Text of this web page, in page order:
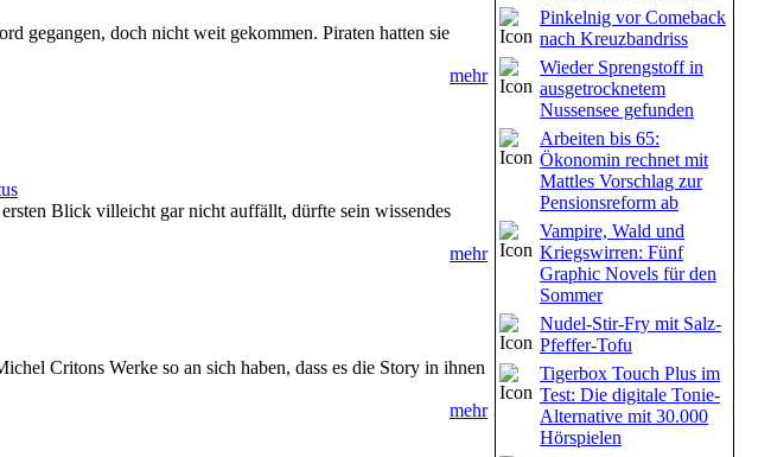
gegangen, doch nicht weit gekommen. Piraten hatten sie
mehr
Blick villeicht gar nicht auffällt, dürfte sein wissendes
mehr
Critons Werke so an sich haben, dass es die Story in ihnen
mehr
Pinkelnig vor Comeback
nach Kreuzbandriss
Wieder Sprengstoff in
ausgetrocknetem
Nussensee gefunden
Arbeiten bis 65:
Ökonomin rechnet mit
Mattles Vorschlag zur
Pensionsreform ab
Vampire, Wald und
Kriegswirren: Fünf
Graphic Novels für den
Sommer
Nudel-Stir-Fry mit Salz-
Pfeffer-Tofu
Tigerbox Touch Plus im
Test: Die digitale Tonie-
Alternative mit 30.000
Hörspielen